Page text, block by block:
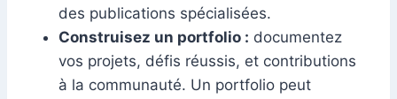
des publications spécialisées.
Construisez un portfolio : documentez
vos projets, défis réussis, et contributions
à la communauté. Un portfolio peut